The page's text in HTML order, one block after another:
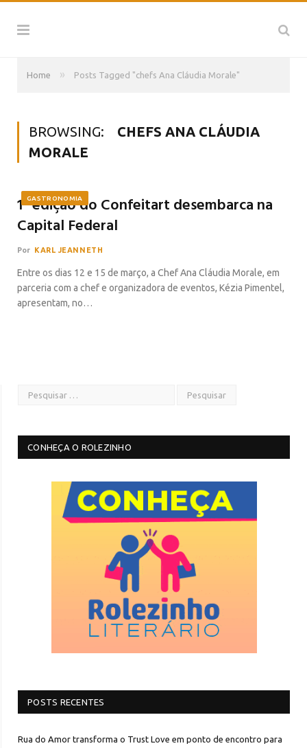
Home » Posts Tagged "chefs Ana Cláudia Morale"
BROWSING:
CHEFS ANA CLÁUDIA
MORALE
GASTRONOMIA
1ª edição do Confeitart desembarca na
Capital Federal
Por KARL JEANNETH
Entre os dias 12 e 15 de março, a Chef Ana Cláudia Morale, em
parceria com a chef e organizadora de eventos, Kézia Pimentel,
apresentam, no…
CONHEÇA O ROLEZINHO
POSTS RECENTES
Rua do Amor transforma o Trust Love em ponto de encontro para